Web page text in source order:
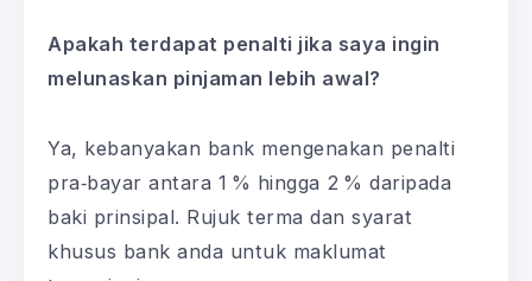
Apakah terdapat penalti jika saya ingin
melunaskan pinjaman lebih awal?
Ya, kebanyakan bank mengenakan penalti
pra‑bayar antara 1 % hingga 2 % daripada
baki prinsipal. Rujuk terma dan syarat
khusus bank anda untuk maklumat